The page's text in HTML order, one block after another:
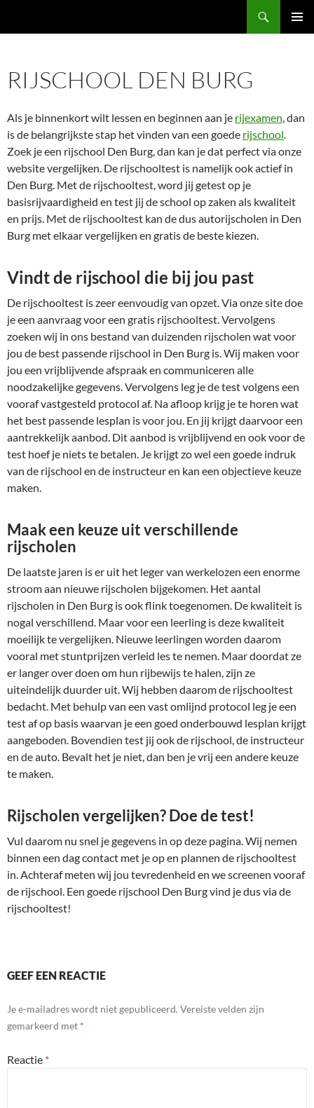
RIJSCHOOL DEN BURG
Als je binnenkort wilt lessen en beginnen aan je rijexamen, dan
is de belangrijkste stap het vinden van een goede rijschool.
Zoek je een rijschool Den Burg, dan kan je dat perfect via onze
website vergelijken. De rijschooltest is namelijk ook actief in
Den Burg. Met de rijschooltest, word jij getest op je
basisrijvaardigheid en test jij de school op zaken als kwaliteit
en prijs. Met de rijschooltest kan de dus autorijscholen in Den
Burg met elkaar vergelijken en gratis de beste kiezen.
Vindt de rijschool die bij jou past
De rijschooltest is zeer eenvoudig van opzet. Via onze site doe
je een aanvraag voor een gratis rijschooltest. Vervolgens
zoeken wij in ons bestand van duizenden rijscholen wat voor
jou de best passende rijschool in Den Burg is. Wij maken voor
jou een vrijblijvende afspraak en communiceren alle
noodzakelijke gegevens. Vervolgens leg je de test volgens een
vooraf vastgesteld protocol af. Na afloop krijg je te horen wat
het best passende lesplan is voor jou. En jij krijgt daarvoor een
aantrekkelijk aanbod. Dit aanbod is vrijblijvend en ook voor de
test hoef je niets te betalen. Je krijgt zo wel een goede indruk
van de rijschool en de instructeur en kan een objectieve keuze
maken.
Maak een keuze uit verschillende
rijscholen
De laatste jaren is er uit het leger van werkelozen een enorme
stroom aan nieuwe rijscholen bijgekomen. Het aantal
rijscholen in Den Burg is ook flink toegenomen. De kwaliteit is
nogal verschillend. Maar voor een leerling is deze kwaliteit
moeilijk te vergelijken. Nieuwe leerlingen worden daarom
vooral met stuntprijzen verleid les te nemen. Maar doordat ze
er langer over doen om hun rijbewijs te halen, zijn ze
uiteindelijk duurder uit. Wij hebben daarom de rijschooltest
bedacht. Met behulp van een vast omlijnd protocol leg je een
test af op basis waarvan je een goed onderbouwd lesplan krijgt
aangeboden. Bovendien test jij ook de rijschool, de instructeur
en de auto. Bevalt het je niet, dan ben je vrij een andere keuze
te maken.
Rijscholen vergelijken? Doe de test!
Vul daarom nu snel je gegevens in op deze pagina. Wij nemen
binnen een dag contact met je op en plannen de rijschooltest
in. Achteraf meten wij jou tevredenheid en we screenen vooraf
de rijschool. Een goede rijschool Den Burg vind je dus via de
rijschooltest!
GEEF EEN REACTIE
Je e-mailadres wordt niet gepubliceerd. Vereiste velden zijn
gemarkeerd met *
Reactie *